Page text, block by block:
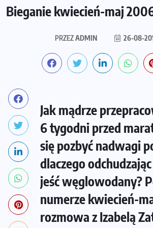
Bieganie kwiecień-maj
PRZEZADMIN 26-08-
Jak mądrze
6 tygodni przed
się pozbyć nadwagi
dlaczego
jeść węglowodany?
numerze kwiecień-
rozmowa z Izabelą